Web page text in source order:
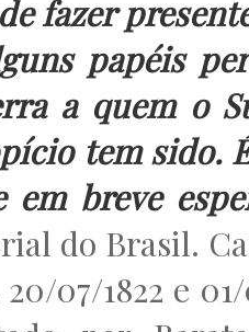
fazer
papéis
a quem o
tem sido.
em breve
do Brasil.
20/07/1822 e